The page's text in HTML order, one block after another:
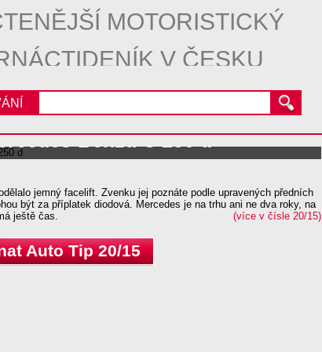
MOTORISTICKÝ
V ČESKU
Benzu C 250 d
jemný facelift. Zvenku jej poznáte podle upravených předních
být za příplatek diodová. Mercedes je na trhu ani ne dva roky, na
ještě čas.
(více v čísle 20/15)
Auto Tip 20/15